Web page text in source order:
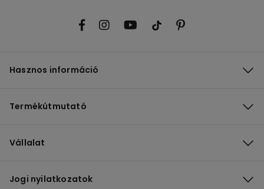
Hasznos információ
Termékútmutató
Vállalat
Jogi nyilatkozatok